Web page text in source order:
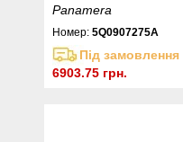
Panamera
Номер:5Q0907275A
Під замовлення
6903.75 грн.